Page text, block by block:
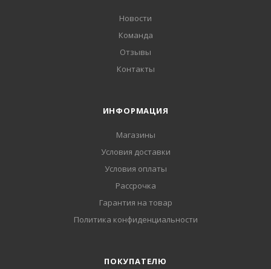
Новости
Команда
Отзывы
Контакты
ИНФОРМАЦИЯ
Магазины
Условия доставки
Условия оплаты
Рассрочка
Гарантия на товар
Политика конфиденциальности
ПОКУПАТЕЛЮ